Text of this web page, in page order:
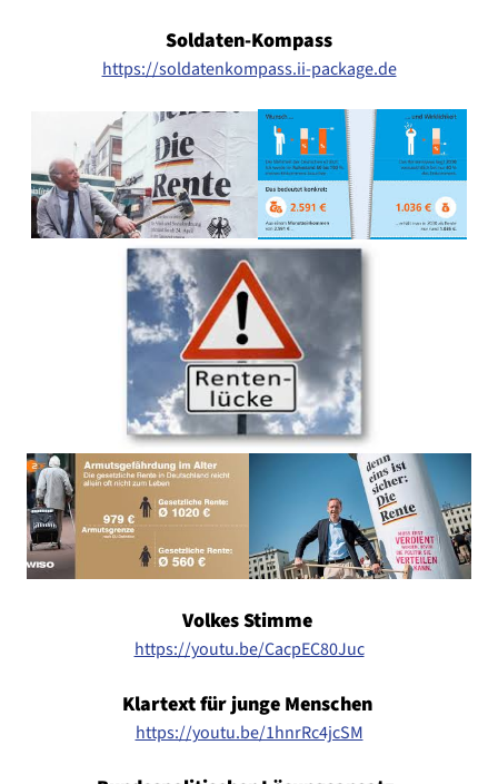
Soldaten-Kompass
https://soldatenkompass.ii-package.de
Volkes Stimme
https://youtu.be/CacpEC80Juc
Klartext für junge Menschen
https://youtu.be/1hnrRc4jcSM